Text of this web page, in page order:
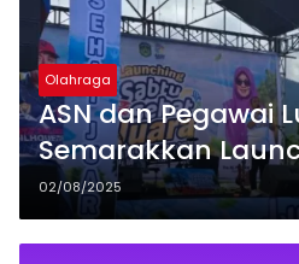
Olahraga
ASN dan Pegawai
Semarakkan
Sehat di BBG
02/08/2025